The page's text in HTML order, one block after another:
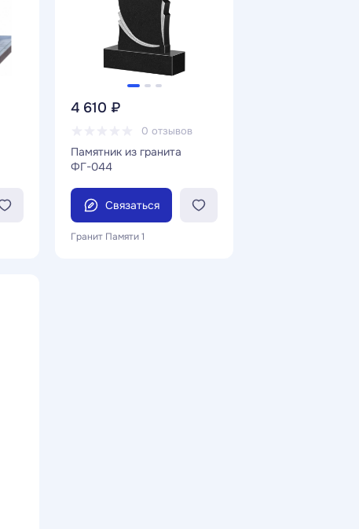
4 610 ₽
0 отзывов
Памятник из гранита
ФГ-044
Связаться
Гранит Памяти 1